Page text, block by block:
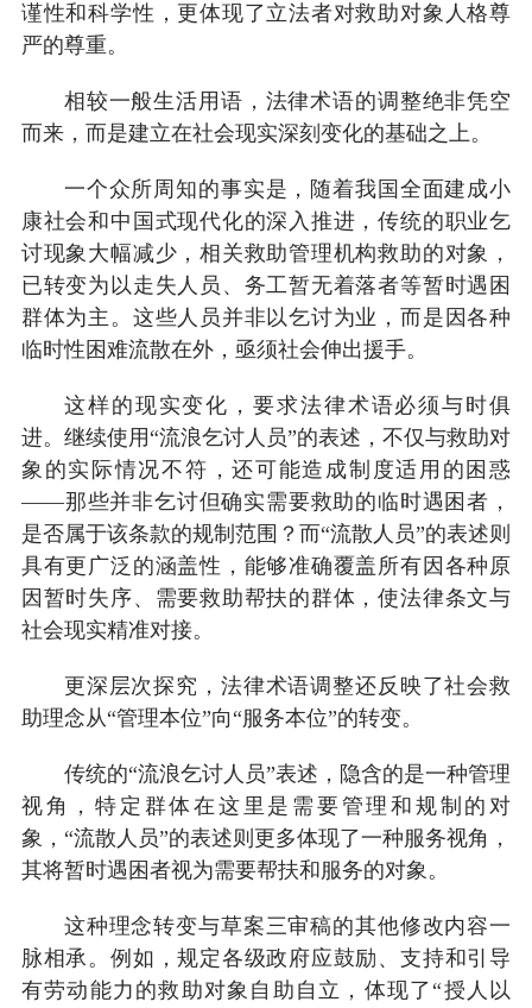
谨性和科学性，更体现了立法者对救助对象人格尊
严的尊重。
相较一般生活用语，法律术语的调整绝非凭空
而来，而是建立在社会现实深刻变化的基础之上。
一个众所周知的事实是，随着我国全面建成小
康社会和中国式现代化的深入推进，传统的职业乞
讨现象大幅减少，相关救助管理机构救助的对象，
已转变为以走失人员、务工暂无着落者等暂时遇困
群体为主。这些人员并非以乞讨为业，而是因各种
临时性困难流散在外，亟须社会伸出援手。
这样的现实变化，要求法律术语必须与时俱
进。继续使用“流浪乞讨人员”的表述，不仅与救助对
象的实际情况不符，还可能造成制度适用的困惑
——那些并非乞讨但确实需要救助的临时遇困者，
是否属于该条款的规制范围？而“流散人员”的表述则
具有更广泛的涵盖性，能够准确覆盖所有因各种原
因暂时失序、需要救助帮扶的群体，使法律条文与
社会现实精准对接。
更深层次探究，法律术语调整还反映了社会救
助理念从“管理本位”向“服务本位”的转变。
传统的“流浪乞讨人员”表述，隐含的是一种管理
视角，特定群体在这里是需要管理和规制的对
象，“流散人员”的表述则更多体现了一种服务视角，
其将暂时遇困者视为需要帮扶和服务的对象。
这种理念转变与草案三审稿的其他修改内容一
脉相承。例如，规定各级政府应鼓励、支持和引导
有劳动能力的救助对象自助自立，体现了“授人以